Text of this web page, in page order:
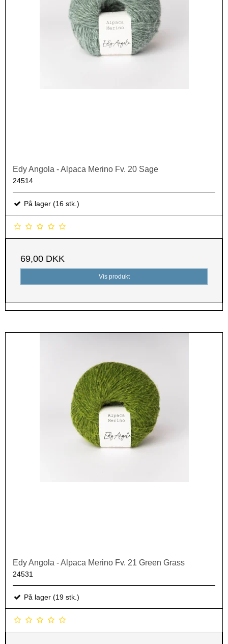
Edy Angola - Alpaca Merino Fv. 20 Sage
24514
På lager (16 stk.)
69,00 DKK
Vis produkt
Edy Angola - Alpaca Merino Fv. 21 Green Grass
24531
På lager (19 stk.)